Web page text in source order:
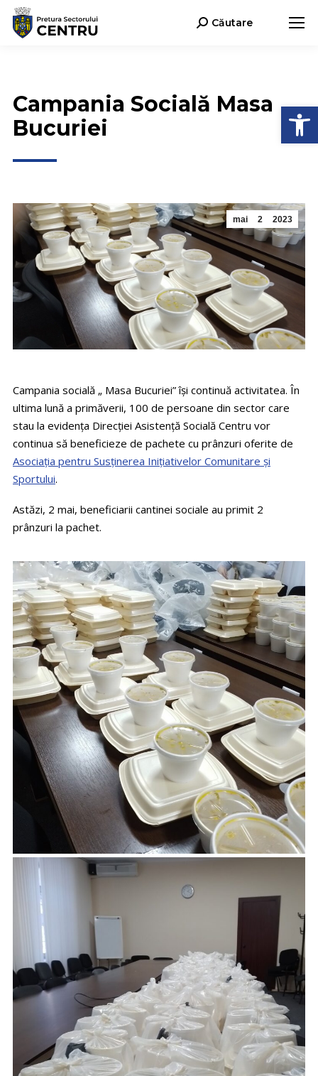
Search:Căutare
Campania Socială Masa
Bucuriei
mai 2 2023
Campania socială „ Masa Bucuriei” își continuă activitatea. În
ultima lună a primăverii, 100 de persoane din sector care
stau la evidența Direcției Asistență Socială Centru vor
continua să beneficieze de pachete cu prânzuri oferite de
Asociația pentru Susținerea Inițiativelor Comunitare și
Sportului.
Astăzi, 2 mai, beneficiarii cantinei sociale au primit 2
prânzuri la pachet.